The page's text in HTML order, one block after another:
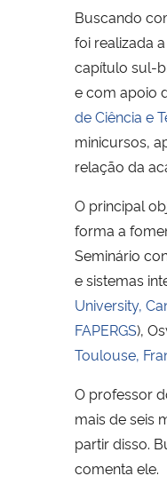
Buscando
foi realizada
capítulo sul-
e com apoio
de Ciência e
minicursos,
relação da
O principal
forma a
Seminário
e sistemas
University,
FAPERGS),
Toulouse,
O professor
mais de seis
partir disso.
comenta ele.